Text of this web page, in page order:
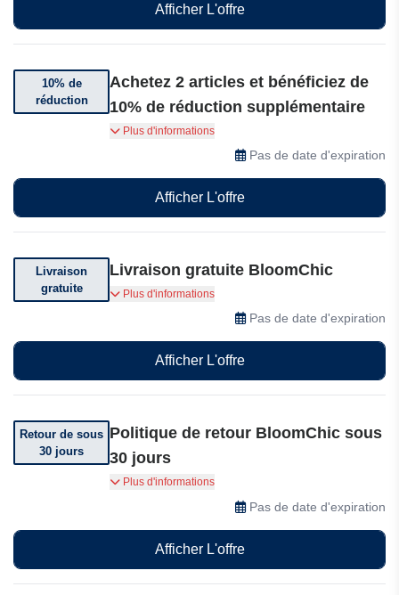
Afficher L'offre
10% de
réduction
Achetez 2 articles et bénéficiez de
10% de réduction supplémentaire
Achetez 2 produits et bénéficiez de 10% de
réduction supplémentaire chez BloomChic.
Plus d'informations
Pas de date d'expiration
Afficher L'offre
Livraison
gratuite
Livraison gratuite BloomChic
Livraison gratuite dès 69$ d'achat
Plus d'informations
Pas de date d'expiration
Afficher L'offre
Retour de sous
30 jours
Politique de retour BloomChic sous
30 jours
Vous pouvez retourner votre commande dans
les 30 jours suivant sa réception.
Plus d'informations
Pas de date d'expiration
Afficher L'offre